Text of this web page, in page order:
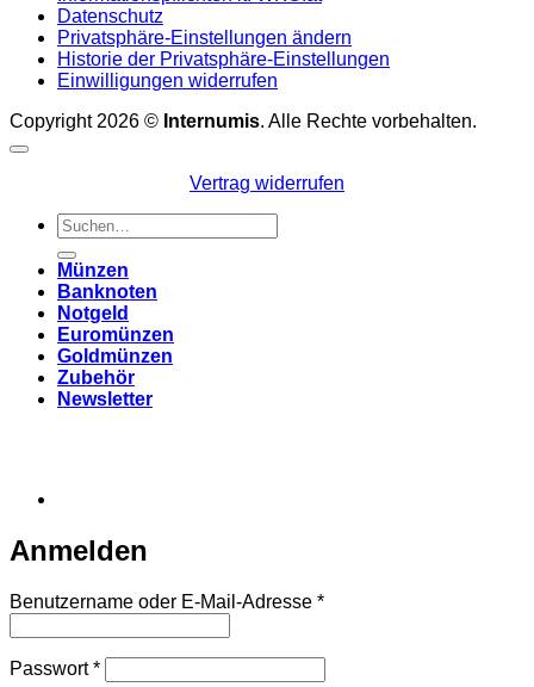
Datenschutz
Privatsphäre-Einstellungen ändern
Historie der Privatsphäre-Einstellungen
Einwilligungen widerrufen
Copyright 2026 © Internumis. Alle Rechte vorbehalten.
Vertrag widerrufen
Suchen
nach:
Münzen
Banknoten
Notgeld
Euromünzen
Goldmünzen
Zubehör
Newsletter
Anmelden
Benutzername oder E-Mail-Adresse *Erforderlich
Passwort*Erforderlich